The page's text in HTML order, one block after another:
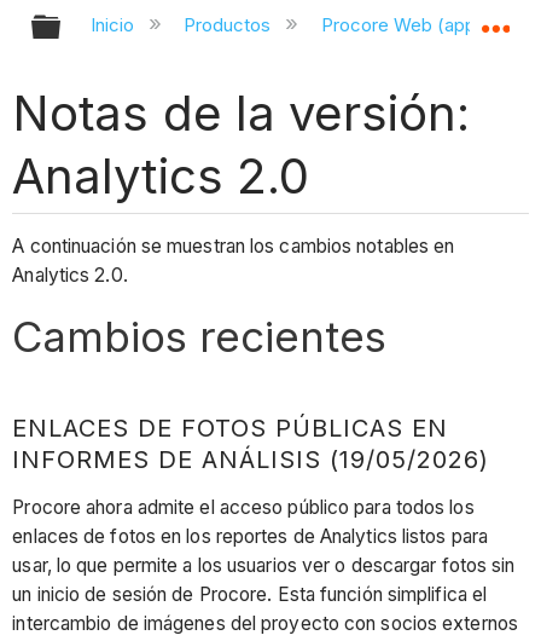
Expandir/contraer jerarquía global
Inicio Productos Procore Web
Notas de la versión:
Analytics 2.0
A continuación se muestran los cambios notables en
Analytics 2.0.
Cambios recientes
ENLACES DE FOTOS PÚBLICAS EN
INFORMES DE ANÁLISIS (19/05/2026)
Procore ahora admite el acceso público para todos los
enlaces de fotos en los reportes de Analytics listos para
usar, lo que permite a los usuarios ver o descargar fotos sin
un inicio de sesión de Procore. Esta función simplifica el
intercambio de imágenes del proyecto con socios externos